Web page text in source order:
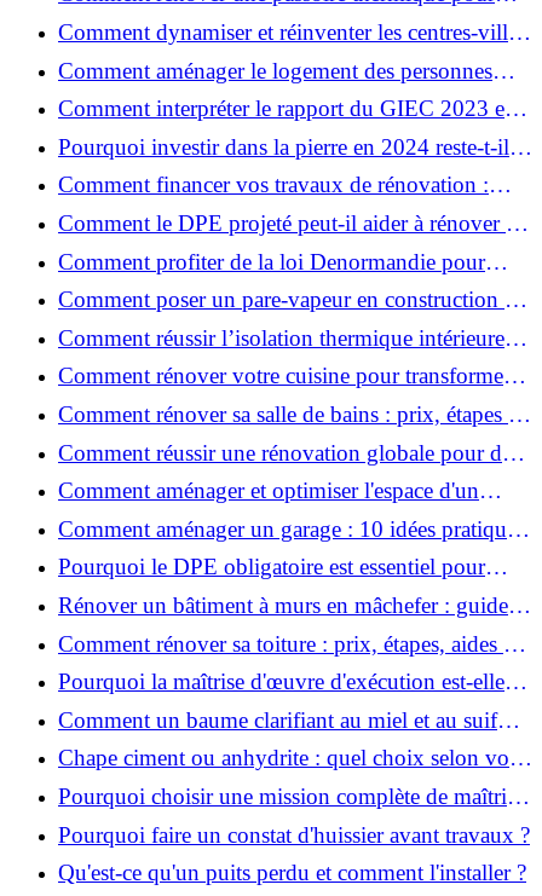
une maison durable ?
Comment dynamiser et réinventer les centres-villes
avec Action Cœur de Ville ?
Comment aménager le logement des personnes
âgées et obtenir des aides financières ?
Comment interpréter le rapport du GIEC 2023 et
en retenir l'essentiel ?
Pourquoi investir dans la pierre en 2024 reste-t-il
un choix sûr ?
Comment financer vos travaux de rénovation :
aides, prêts et solutions pratiques ?
Comment le DPE projeté peut-il aider à rénover et
valoriser votre bien ?
Comment profiter de la loi Denormandie pour
investir dans l'ancien et défiscaliser ?
Comment poser un pare-vapeur en construction et
rénovation : rôle et erreurs à éviter?
Comment réussir l’isolation thermique intérieure
pour une maison économe en énergie ?
Comment rénover votre cuisine pour transformer
votre espace de vie ?
Comment rénover sa salle de bains : prix, étapes et
astuces ?
Comment réussir une rénovation globale pour des
économies et un confort durables?
Comment aménager et optimiser l'espace d'un
studio : 10 astuces pratiques ?
Comment aménager un garage : 10 idées pratiques
et efficaces ?
Pourquoi le DPE obligatoire est essentiel pour
vendre ou louer un bien ?
Rénover un bâtiment à murs en mâchefer : guide
pratique et solutions
Comment rénover sa toiture : prix, étapes, aides et
réglementation ?
Pourquoi la maîtrise d'œuvre d'exécution est-elle
indispensable pour vos chantiers ?
Comment un baume clarifiant au miel et au suif
peut-il purifier la peau ?
Chape ciment ou anhydrite : quel choix selon votre
projet ?
Pourquoi choisir une mission complète de maîtrise
d’œuvre pour réussir vos projets?
Pourquoi faire un constat d'huissier avant travaux ?
Qu'est-ce qu'un puits perdu et comment l'installer ?